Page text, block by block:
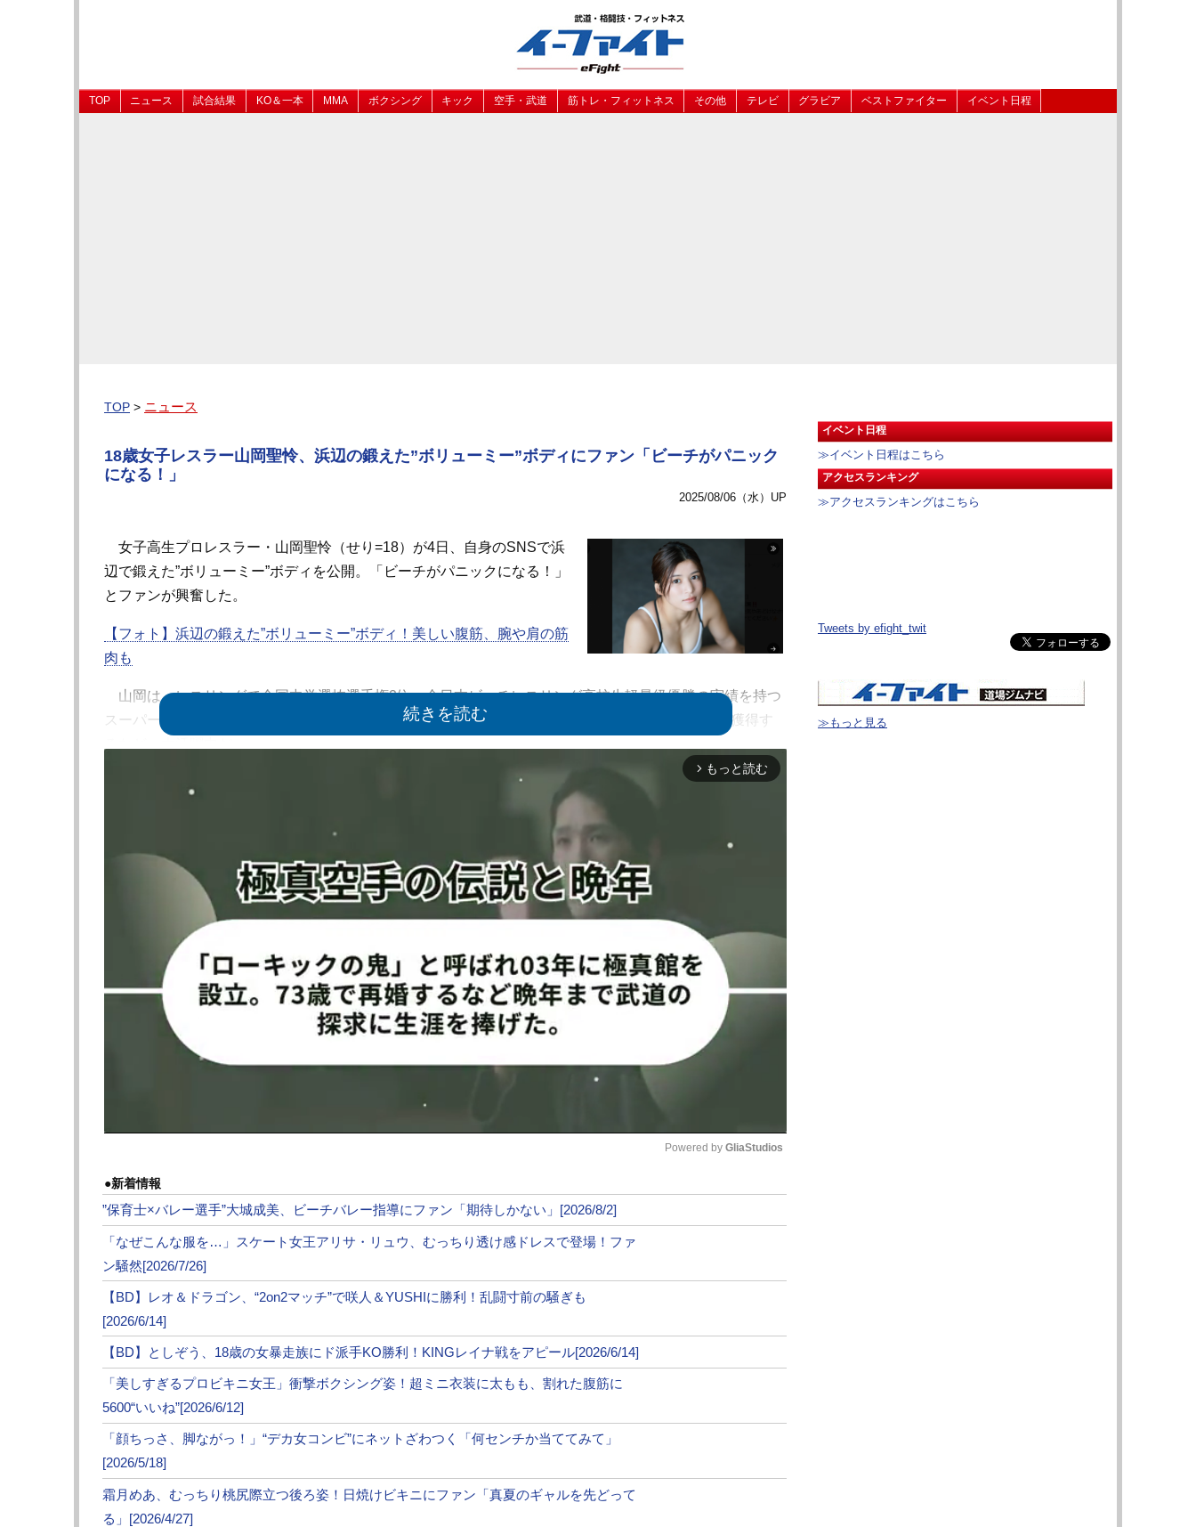
TOP ニュース 試合結果 KO＆一本 MMA ボクシング キック 空手・武道 筋トレ・フィットネス その他 テレビ グラビア ベストファイター イベント日程
TOP > ニュース
18歳女子レスラー山岡聖怜、浜辺の鍛えた”ボリューミー”ボディにファン「ビーチがパニック
になる！」
2025/08/06（水）UP
女子高生プロレスラー・山岡聖怜（せり=18）が4日、自身のSNSで浜
辺で鍛えた”ボリューミー”ボディを公開。「ビーチがパニックになる！」
とファンが興奮した。
【フォト】浜辺の鍛えた”ボリューミー”ボディ！美しい腹筋、腕や肩の筋
肉も
山岡は、レスリングで全国中学選抜選手権2位、全日本ビーチレスリング高校生軽量級優勝の実績を持つ
スーパールーキー。現在は、自身が所属するプロレス団体、マリーゴールドのツインスター王座を獲得す
そんな山岡が4日に自身のインスタグラムで、同じマリーゴールドで戦う覆面レスラーのハミングバード
と共に海でウェイクボードを楽しむ姿を公開。10年越しにと言うが、ジャンプ台を利用したジャンプはか
そしてファンは彼女の鍛えた“ボリューミー”ボディに興奮。「ビーチがパニックになる！」「こんなに可
愛いプロレスラーがいて良いの？」「宇宙一、可愛すぎる」「素晴らしいプロポーション」などの声がコ
メント欄に並んだ。
山岡は2日マリーゴールドの大阪大会で開幕した「真夏のシングルリーグ戦・ドリーム・スターGP」に
てスーパーフライ級王者の岩谷麻優にジャーマンスープレックスからのエイオキクラッチで3カウント奪
取。格上に勝利する大金星を飾った。そして10日にはビクトリア弓月と仙台PITで対戦するなど、9月14日
の後楽園ホール大会まで続く。
このまま勝ち進んで優勝なるか。今年1月にデビューしたばかりのスーパールーキー、今後の活躍注目
▶︎次ページは【フォト】浜辺の鍛えた
≪ 前のページへ 次のページへ ≫
●編集部オススメ
・【フォト】浜辺の鍛えた”ボリューミー”ボディ！美しい腹筋、腕や肩の筋肉も
・”18歳”JKプロレスラー山岡聖怜、小さな布面積に鍛えたボディで週プレ登場！「思った以上に凄い身体」
・菅原美優、海水浴で夫から巴投げされ宙に舞う！「格闘家夫婦ならではの愛情表現」
・“女子レスラー”上原わかな、春麗コスで「むっちり太腿」公開！ウエストとほぼ同じ59cm
・ケイト・ロータス、ぴっちり服で抜群スタイル公開！「毎日バキバキだけど幸せ」
arrow_forward_ios もっと読む
Mute
Powered by GliaStudios
●新着情報
”保育士×バレー選手”大城成美、ビーチバレー指導にファン「期待しかない」[2026/8/2]
「なぜこんな服を…」スケート女王アリサ・リュウ、むっちり透け感ドレスで登場！ファ
ン騒然[2026/7/26]
【BD】レオ＆ドラゴン、“2on2マッチ”で咲人＆YUSHIに勝利！乱闘寸前の騒ぎも
[2026/6/14]
【BD】としぞう、18歳の女暴走族にド派手KO勝利！KINGレイナ戦をアピール[2026/6/14]
「美しすぎるプロビキニ女王」衝撃ボクシング姿！超ミニ衣装に太もも、割れた腹筋に
5600“いいね”[2026/6/12]
「顔ちっさ、脚ながっ！」“デカ女コンビ”にネットざわつく「何センチか当ててみて」
[2026/5/18]
霜月めあ、むっちり桃尻際立つ後ろ姿！日焼けビキニにファン「真夏のギャルを先どって
る」[2026/4/27]
イベント日程
≫イベント日程はこちら
アクセスランキング
≫アクセスランキングはこちら
Tweets by efight_twit
≫もっと見る